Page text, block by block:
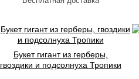
Букет гигант из герберы,
гвоздики и подсолнуха Тропики